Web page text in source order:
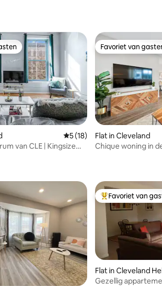
Gemiddelde beoordeling
5 (18)
van CLE | Kingsize
Favoriet van
Favoriet van
Flat in Cleveland
Chique woning in
Topfavoriet van
Favoriet van
Flat in Cleveland
Gezellig